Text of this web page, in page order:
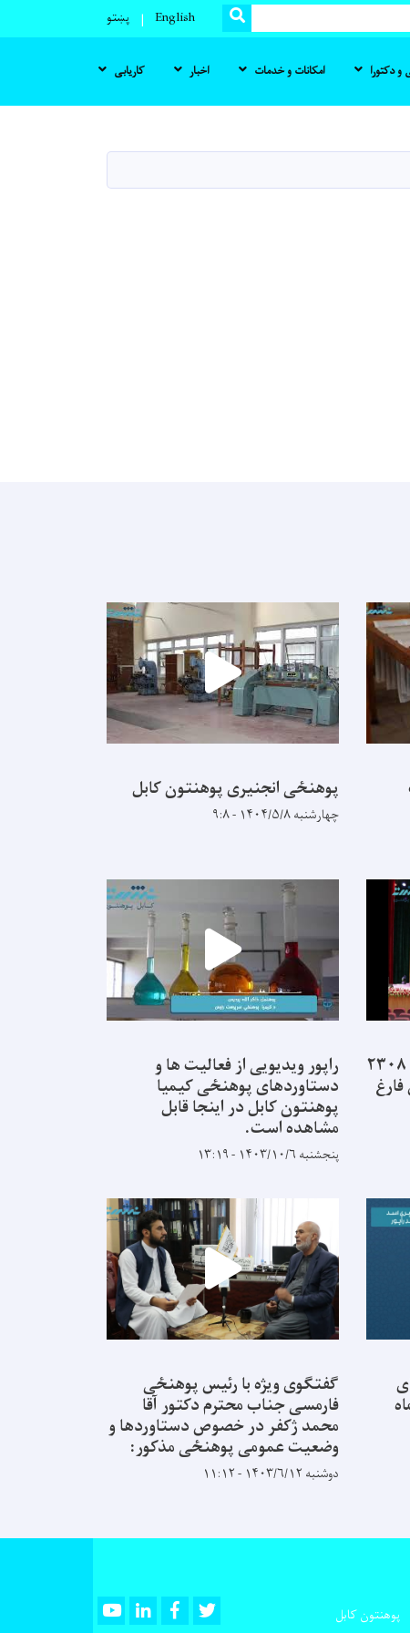
SEARCH
English پښتو
و دکتورا امکانات و خدمات اخبار کاریابی
پوهنځی انجنیری پوهنتون کابل
چهارشنبه ۱۴۰۴/۵/۸ - ۹:۸
از ۲۲ پوهنځی پوهنتون کابل ۲۳۰۸ راپور ویدیویی از فعالیت ها و
دستاوردهای پوهنځی کیمیا
پوهنتون کابل در اینجا قابل
مشاهده است.
پنجشنبه ۱۴۰۳/۱۰/۶ - ۱۳:۱۹
گفتگوی ویژه با رئیس پوهنځی
فارمسی جناب محترم دکتور آقا
محمد ژکفر در خصوص دستاوردها و
وضعیت عمومی پوهنځی مذکور:
دوشنبه ۱۴۰۳/۶/۱۲ - ۱۱:۱۲
پوهنتون کابل YoutubeLinkedInFacebook